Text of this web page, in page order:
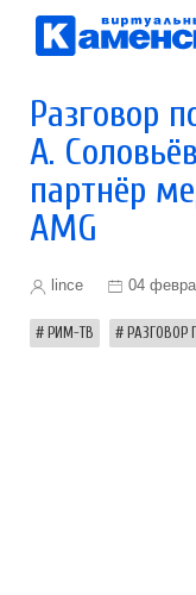
Разговор
А.
партнёр
AMG
lince 04
РИМ-ТВ РАЗГОВОР